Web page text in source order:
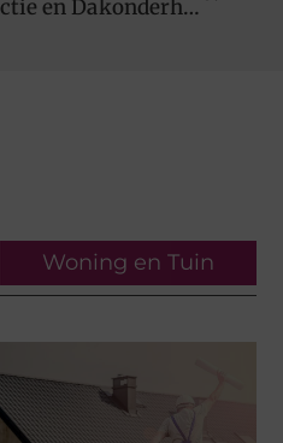
Alles wat u moet weten over Dakrenovatie, Dakinspectie en Dakonderhoud
Woning en Tuin